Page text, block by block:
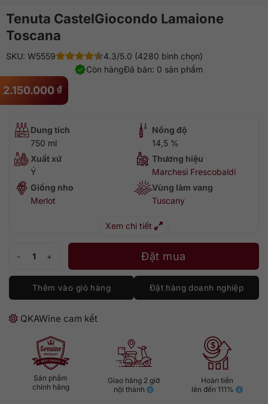
Tenuta CastelGiocondo Lamaione
Toscana
2.150.000 ₫
SKU: W5559
4.3/5.0 (4280 bình chọn)
Đã bán: 0 sản phẩm
Còn hàng
Dung tích
750 ml
Nồng độ
14,5 %
Xuất xứ
Ý
Thương hiệu
Marchesi Frescobaldi
Giống nho
Merlot
Vùng làm vang
Tuscany
Xem chi tiết
Tenuta CastelGiocondo Lamaione Toscana số lượng
Đặt mua
Thêm vào giỏ hàng Đặt hàng doanh nghiệp
QKAWine cam kết
Sản phẩm
chính hãng
Giao hàng 2 giờ
nội thành
Hoàn tiền
lên đến 111%